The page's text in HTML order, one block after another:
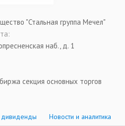
"Стальная группа Мечел"
наб., д. 1
секция основных торгов
Новости и аналитика